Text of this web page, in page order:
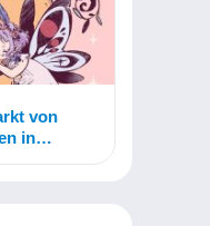
von
in